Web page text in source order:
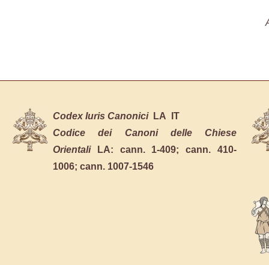
Codex Iuris CanoniciLA
IT
Codice dei Canoni delle Chiese
OrientaliLA: cann. 1-409;cann. 410-
1006; cann. 1007-1546